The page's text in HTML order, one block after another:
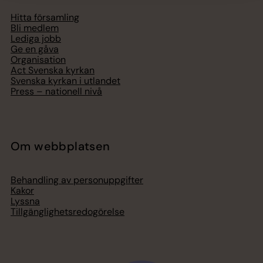
Hitta församling
Bli medlem
Lediga jobb
Ge en gåva
Organisation
Act Svenska kyrkan
Svenska kyrkan i utlandet
Press – nationell nivå
Om webbplatsen
Behandling av personuppgifter
Kakor
Lyssna
Tillgänglighetsredogörelse